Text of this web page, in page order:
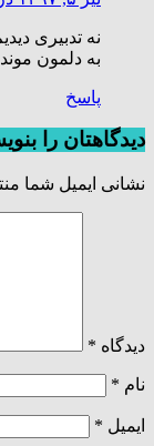
نه تدبیری
به دلمون
پاسخ
دیدگاهتان را
نشانی ایمیل شما
دیدگاه *
نام *
ایمیل *